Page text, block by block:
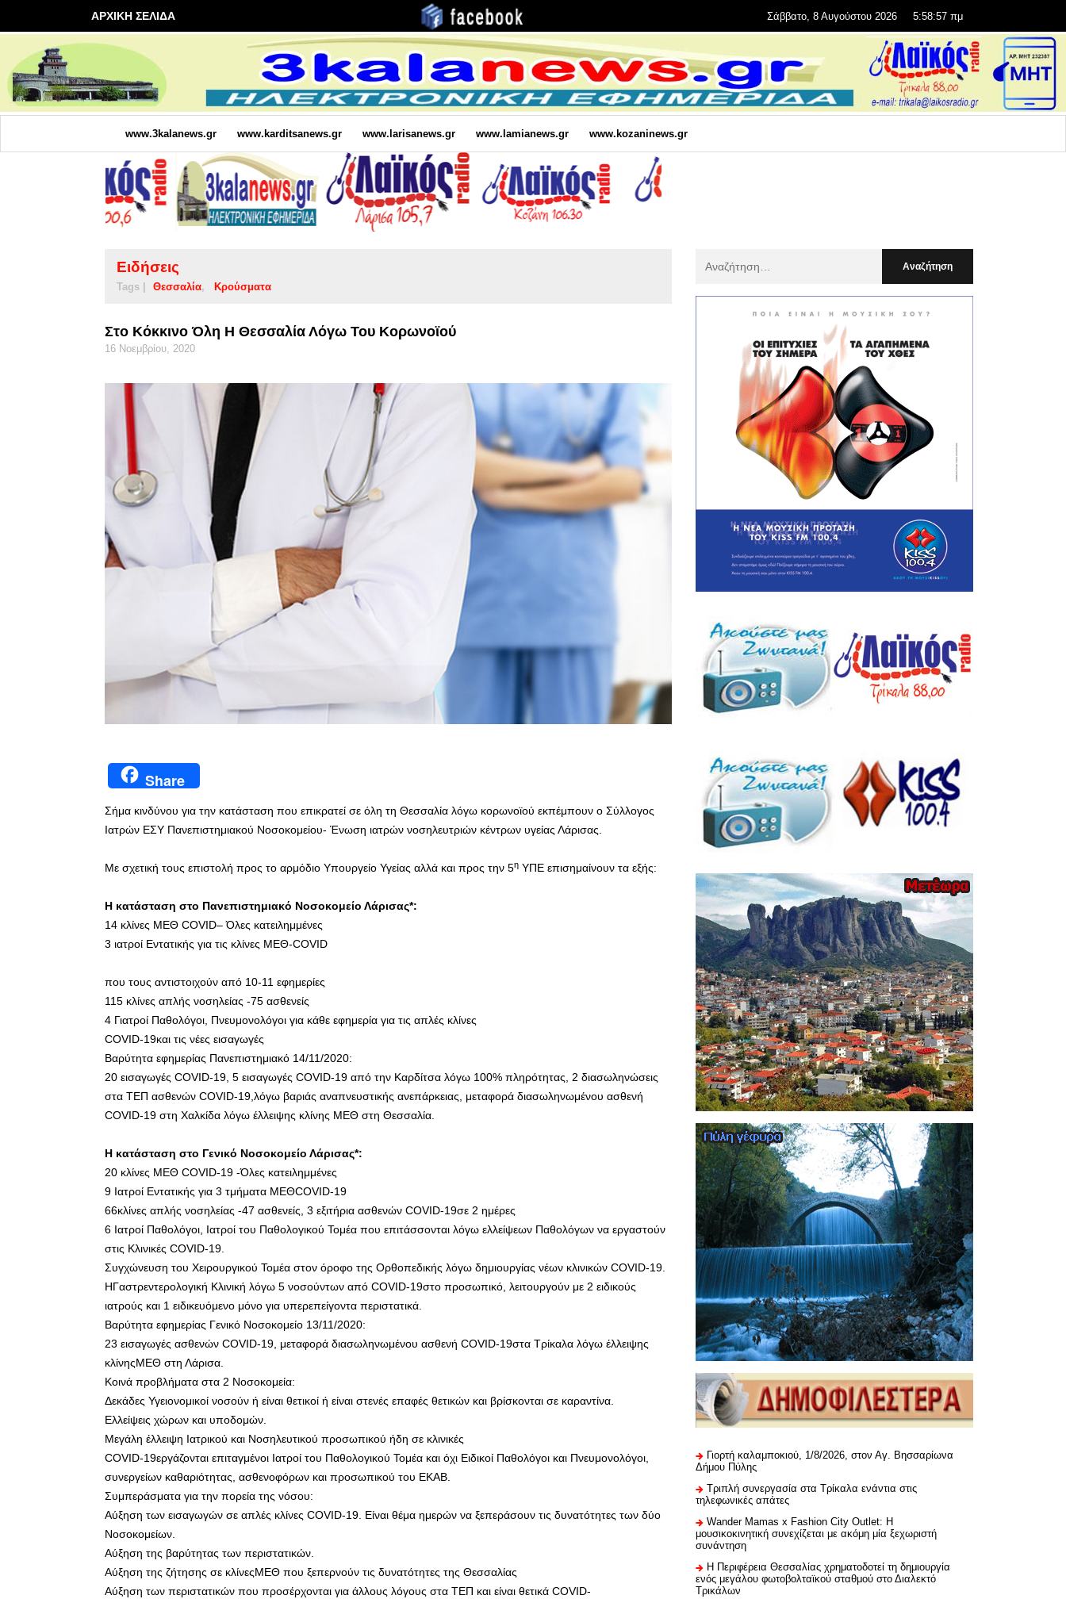
ΑΡΧΙΚΗ ΣΕΛΙΔΑ Σάββατο, 8 Αυγούστου 2026 5:58:58 πμ
www.3kalanews.gr www.karditsanews.gr www.larisanews.gr www.lamianews.gr www.kozaninews.gr
Ειδήσεις
Tags | Θεσσαλία Κρούσματα
Στο Κόκκινο Όλη Η Θεσσαλία Λόγω Του Κορωνοϊού
16 Νοεμβρίου, 2020
Share
Σήμα κινδύνου για την κατάσταση που επικρατεί σε όλη τη Θεσσαλία λόγω κορωνοϊού εκπέμπουν ο Σύλλογος
Ιατρών ΕΣΥ Πανεπιστημιακού Νοσοκομείου- Ένωση ιατρών νοσηλευτριών κέντρων υγείας Λάρισας.
Με σχετική τους επιστολή προς το αρμόδιο Υπουργείο Υγείας αλλά και προς την 5η ΥΠΕ επισημαίνουν τα εξής:
Η κατάσταση στο Πανεπιστημιακό Νοσοκομείο Λάρισας*:
14 κλίνες ΜΕΘ COVID– Όλες κατειλημμένες
3 ιατροί Εντατικής για τις κλίνες ΜΕΘ-COVID
που τους αντιστοιχούν από 10-11 εφημερίες
115 κλίνες απλής νοσηλείας -75 ασθενείς
4 Γιατροί Παθολόγοι, Πνευμονολόγοι για κάθε εφημερία για τις απλές κλίνες
COVID-19και τις νέες εισαγωγές
Βαρύτητα εφημερίας Πανεπιστημιακό 14/11/2020:
20 εισαγωγές COVID-19, 5 εισαγωγές COVID-19 από την Καρδίτσα λόγω 100% πληρότητας, 2 διασωληνώσεις
στα ΤΕΠ ασθενών COVID-19,λόγω βαριάς αναπνευστικής ανεπάρκειας, μεταφορά διασωληνωμένου ασθενή
COVID-19 στη Χαλκίδα λόγω έλλειψης κλίνης ΜΕΘ στη Θεσσαλία.
Η κατάσταση στο Γενικό Νοσοκομείο Λάρισας*:
20 κλίνες ΜΕΘ COVID-19 -Όλες κατειλημμένες
9 Ιατροί Εντατικής για 3 τμήματα ΜΕΘCOVID-19
66κλίνες απλής νοσηλείας -47 ασθενείς, 3 εξιτήρια ασθενών COVID-19σε 2 ημέρες
6 Ιατροί Παθολόγοι, Ιατροί του Παθολογικού Τομέα που επιτάσσονται λόγω ελλείψεων Παθολόγων να εργαστούν
στις Κλινικές COVID-19.
Συγχώνευση του Χειρουργικού Τομέα στον όροφο της Ορθοπεδικής λόγω δημιουργίας νέων κλινικών COVID-19.
HΓαστρεντερολογική Κλινική λόγω 5 νοσούντων από COVID-19στο προσωπικό, λειτουργούν με 2 ειδικούς
ιατρούς και 1 ειδικευόμενο μόνο για υπερεπείγοντα περιστατικά.
Βαρύτητα εφημερίας Γενικό Νοσοκομείο 13/11/2020:
23 εισαγωγές ασθενών COVID-19, μεταφορά διασωληνωμένου ασθενή COVID-19στα Τρίκαλα λόγω έλλειψης
κλίνηςΜΕΘ στη Λάρισα.
Κοινά προβλήματα στα 2 Νοσοκομεία:
Δεκάδες Υγειονομικοί νοσούν ή είναι θετικοί ή είναι στενές επαφές θετικών και βρίσκονται σε καραντίνα.
Ελλείψεις χώρων και υποδομών.
Μεγάλη έλλειψη Ιατρικού και Νοσηλευτικού προσωπικού ήδη σε κλινικές
COVID-19εργάζονται επιταγμένοι Ιατροί του Παθολογικού Τομέα και όχι Ειδικοί Παθολόγοι και Πνευμονολόγοι,
συνεργείων καθαριότητας, ασθενοφόρων και προσωπικού του ΕΚΑΒ.
Συμπεράσματα για την πορεία της νόσου:
Αύξηση των εισαγωγών σε απλές κλίνες COVID-19. Είναι θέμα ημερών να ξεπεράσουν τις δυνατότητες των δύο
Νοσοκομείων.
Αύξηση της βαρύτητας των περιστατικών.
Αύξηση της ζήτησης σε κλίνεςΜΕΘ που ξεπερνούν τις δυνατότητες της Θεσσαλίας
Αύξηση των περιστατικών που προσέρχονται για άλλους λόγους στα ΤΕΠ και είναι θετικά COVID-
:
Γιορτή καλαμποκιού, 1/8/2026, στον Αγ. Βησσαρίωνα
Δήμου Πύλης
Τριπλή συνεργασία στα Τρίκαλα ενάντια στις
τηλεφωνικές απάτες
Wander Mamas x Fashion City Outlet: Η
μουσικοκινητική συνεχίζεται με ακόμη μία ξεχωριστή
συνάντηση
H Περιφέρεια Θεσσαλίας χρηματοδοτεί τη δημιουργία
ενός μεγάλου φωτοβολταϊκού σταθμού στο Διαλεκτό
Τρικάλων